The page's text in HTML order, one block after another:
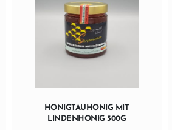
HONIGTAUHONIG MIT
LINDENHONIG 500G